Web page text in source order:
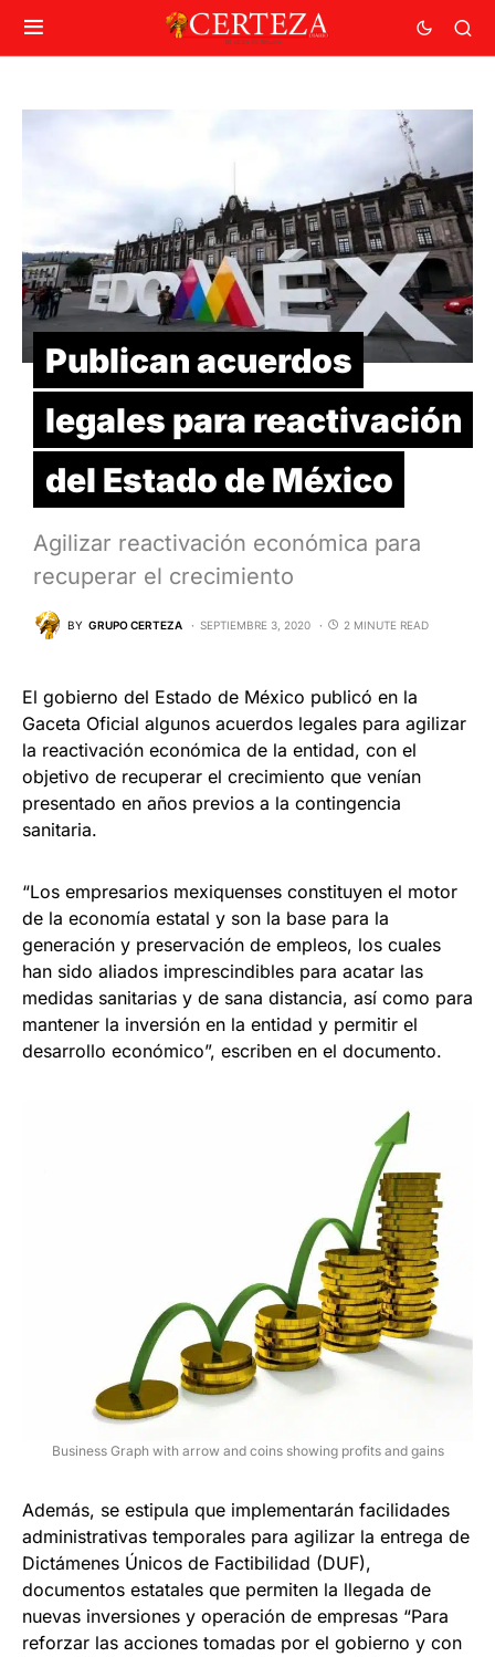
Publican acuerdos
legales para reactivación
del Estado de México
Agilizar reactivación económica para
recuperar el crecimiento
BY GRUPO CERTEZA SEPTIEMBRE 3, 2020 2 MINUTE READ
El gobierno del Estado de México publicó en la
Gaceta Oficial algunos acuerdos legales para agilizar
la reactivación económica de la entidad, con el
objetivo de recuperar el crecimiento que venían
presentado en años previos a la contingencia
sanitaria.
“Los empresarios mexiquenses constituyen el motor
de la economía estatal y son la base para la
generación y preservación de empleos, los cuales
han sido aliados imprescindibles para acatar las
medidas sanitarias y de sana distancia, así como para
mantener la inversión en la entidad y permitir el
desarrollo económico”, escriben en el documento.
Business Graph with arrow and coins showing profits and gains
Además, se estipula que implementarán facilidades
administrativas temporales para agilizar la entrega de
Dictámenes Únicos de Factibilidad (DUF),
documentos estatales que permiten la llegada de
nuevas inversiones y operación de empresas “Para
reforzar las acciones tomadas por el gobierno y con